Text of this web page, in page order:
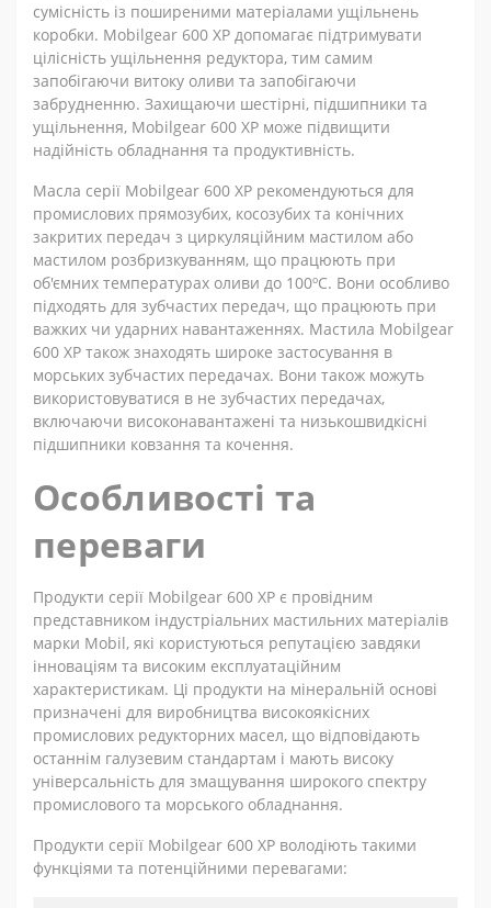
сумісність із поширеними матеріалами ущільнень
коробки. Mobilgear 600 XP допомагає підтримувати
цілісність ущільнення редуктора, тим самим
запобігаючи витоку оливи та запобігаючи
забрудненню. Захищаючи шестірні, підшипники та
ущільнення, Mobilgear 600 XP може підвищити
надійність обладнання та продуктивність.
Масла серії Mobilgear 600 XP рекомендуються для
промислових прямозубих, косозубих та конічних
закритих передач з циркуляційним мастилом або
мастилом розбризкуванням, що працюють при
об'ємних температурах оливи до 100ºC. Вони особливо
підходять для зубчастих передач, що працюють при
важких чи ударних навантаженнях. Мастила Mobilgear
600 XP також знаходять широке застосування в
морських зубчастих передачах. Вони також можуть
використовуватися в не зубчастих передачах,
включаючи високонавантажені та низькошвидкісні
підшипники ковзання та кочення.
Особливості та
переваги
Продукти серії Mobilgear 600 XP є провідним
представником індустріальних мастильних матеріалів
марки Mobil, які користуються репутацією завдяки
інноваціям та високим експлуатаційним
характеристикам. Ці продукти на мінеральній основі
призначені для виробництва високоякісних
промислових редукторних масел, що відповідають
останнім галузевим стандартам і мають високу
універсальність для змащування широкого спектру
промислового та морського обладнання.
Продукти серії Mobilgear 600 XP володіють такими
функціями та потенційними перевагами: